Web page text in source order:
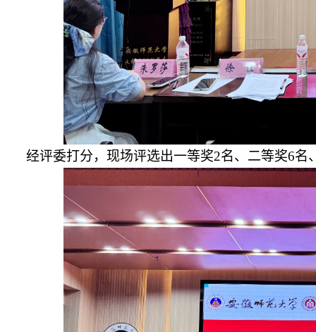
经评委打分，现场评选出一等奖2名、二等奖6名